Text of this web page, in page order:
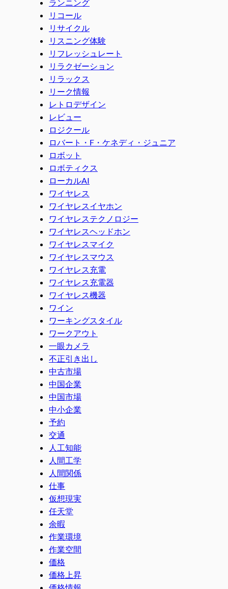
ランニング
リコール
リサイクル
リスニング体験
リフレッシュレート
リラクゼーション
リラックス
リーク情報
レトロデザイン
レビュー
ロジクール
ロバート・F・ケネディ・ジュニア
ロボット
ロボティクス
ローカルAI
ワイヤレス
ワイヤレスイヤホン
ワイヤレステクノロジー
ワイヤレスヘッドホン
ワイヤレスマイク
ワイヤレスマウス
ワイヤレス充電
ワイヤレス充電器
ワイヤレス機器
ワイン
ワーキングスタイル
ワークアウト
一眼カメラ
不正引き出し
中古市場
中国企業
中国市場
中小企業
予約
交通
人工知能
人間工学
人間関係
仕事
仮想現実
任天堂
余暇
作業環境
作業空間
価格
価格上昇
価格情報